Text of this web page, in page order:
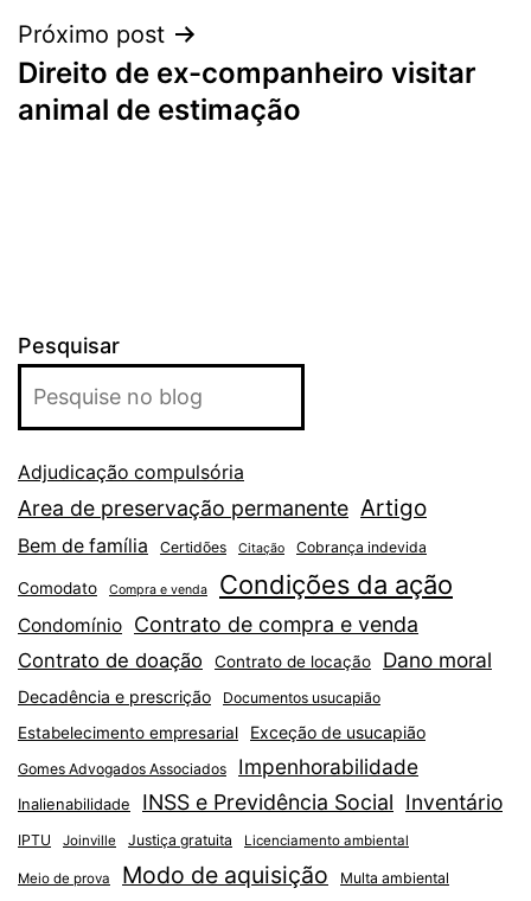
Próximo post
Direito de ex-companheiro visitar
animal de estimação
Pesquisar
Adjudicação compulsória
Area de preservação permanente Artigo
Bem de família Certidões Citação Cobrança indevida
Comodato Compra e venda Condições da ação
Condomínio Contrato de compra e venda
Contrato de doação Contrato de locação Dano moral
Decadência e prescrição Documentos usucapião
Estabelecimento empresarial Exceção de usucapião
Gomes Advogados Associados Impenhorabilidade
Inalienabilidade INSS e Previdência Social Inventário
IPTU Joinville Justiça gratuita Licenciamento ambiental
Meio de prova Modo de aquisição Multa ambiental